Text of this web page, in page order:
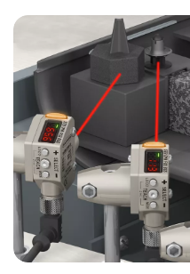
Sensores de Temperatura
Matrices de Detección y
Sensores de Monitoreo de
Wireless Condition
Sensor de Vibración
ACCESORIOS
ENLACES
IO-Link
Lavado a Presión